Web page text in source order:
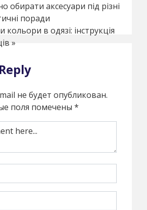
обирати аксесуари під різні
поради
кольори в одязі: інструкція
»
не будет опубликован.
поля помечены *